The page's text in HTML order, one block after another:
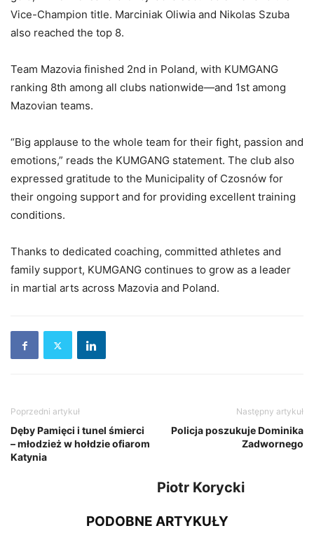
Vice-Champion title. Marciniak Oliwia and Nikolas Szuba
also reached the top 8.
Team Mazovia finished 2nd in Poland, with KUMGANG
ranking 8th among all clubs nationwide—and 1st among
Mazovian teams.
“Big applause to the whole team for their fight, passion and
emotions,” reads the KUMGANG statement. The club also
expressed gratitude to the Municipality of Czosnów for
their ongoing support and for providing excellent training
conditions.
Thanks to dedicated coaching, committed athletes and
family support, KUMGANG continues to grow as a leader
in martial arts across Mazovia and Poland.
Poprzedni artykuł
Dęby Pamięci i tunel śmierci
– młodzież w hołdzie ofiarom
Katynia
Następny artykuł
Policja poszukuje Dominika
Zadwornego
Piotr Korycki
PODOBNE ARTYKUŁY